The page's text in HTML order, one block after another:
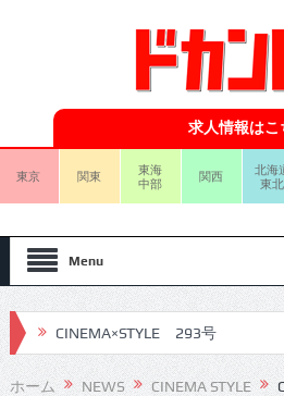
求人情報はこ
東京 関東
東海
中部
関西
北海
東北
Menu
CINEMA×STYLE 293号
CINEMA×STYLE 292号
ホーム NEWS CINEMA STYLE